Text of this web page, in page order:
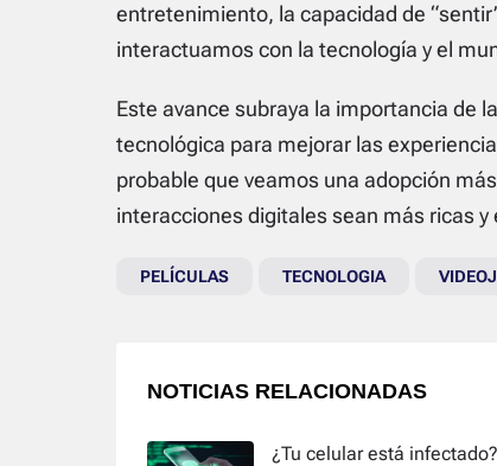
entretenimiento, la capacidad de
interactuamos con la tecnología y el
Este avance subraya la importancia de
tecnológica para mejorar las
probable que veamos una adopción
interacciones digitales sean más ricas
PELÍCULAS TECNOLOGIA
NOTICIAS RELACIONADAS
¿Tu celular está